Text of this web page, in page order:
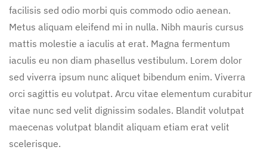
facilisis sed odio morbi quis commodo odio aenean.
Metus aliquam eleifend mi in nulla. Nibh mauris cursus
mattis molestie a iaculis at erat. Magna fermentum
iaculis eu non diam phasellus vestibulum. Lorem dolor
sed viverra ipsum nunc aliquet bibendum enim. Viverra
orci sagittis eu volutpat. Arcu vitae elementum curabitur
vitae nunc sed velit dignissim sodales. Blandit volutpat
maecenas volutpat blandit aliquam etiam erat velit
scelerisque.